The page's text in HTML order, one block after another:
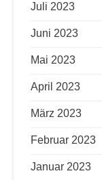
Juli 2023
Juni 2023
Mai 2023
April 2023
März 2023
Februar 2023
Januar 2023